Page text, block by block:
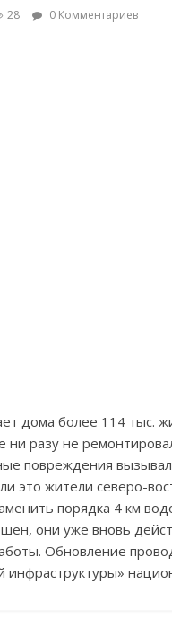
28 0 Комментариев
дома более 114 тыс.
ни разу не
повреждения
это жители северо-
порядка 4 км
они уже вновь
Обновление
инфраструктуры»